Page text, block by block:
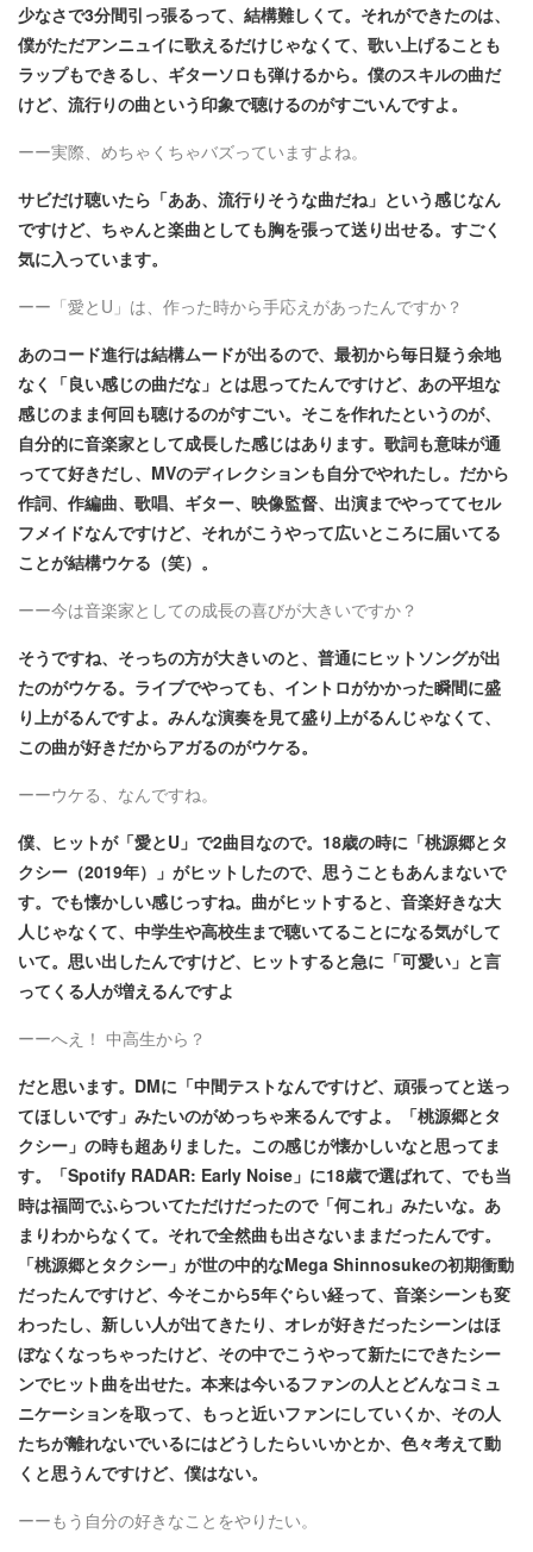
少なさで3分間引っ張るって、結構難しくて。それができたのは、
僕がただアンニュイに歌えるだけじゃなくて、歌い上げることも
ラップもできるし、ギターソロも弾けるから。僕のスキルの曲だ
けど、流行りの曲という印象で聴けるのがすごいんですよ。
ーー実際、めちゃくちゃバズっていますよね。
サビだけ聴いたら「ああ、流行りそうな曲だね」という感じなん
ですけど、ちゃんと楽曲としても胸を張って送り出せる。すごく
気に入っています。
ーー「愛とU」は、作った時から手応えがあったんですか？
あのコード進行は結構ムードが出るので、最初から毎日疑う余地
なく「良い感じの曲だな」とは思ってたんですけど、あの平坦な
感じのまま何回も聴けるのがすごい。そこを作れたというのが、
自分的に音楽家として成長した感じはあります。歌詞も意味が通
ってて好きだし、MVのディレクションも自分でやれたし。だから
作詞、作編曲、歌唱、ギター、映像監督、出演までやっててセル
フメイドなんですけど、それがこうやって広いところに届いてる
ことが結構ウケる（笑）。
ーー今は音楽家としての成長の喜びが大きいですか？
そうですね、そっちの方が大きいのと、普通にヒットソングが出
たのがウケる。ライブでやっても、イントロがかかった瞬間に盛
り上がるんですよ。みんな演奏を見て盛り上がるんじゃなくて、
この曲が好きだからアガるのがウケる。
ーーウケる、なんですね。
僕、ヒットが「愛とU」で2曲目なので。18歳の時に「桃源郷とタ
クシー（2019年）」がヒットしたので、思うこともあんまないで
す。でも懐かしい感じっすね。曲がヒットすると、音楽好きな大
人じゃなくて、中学生や高校生まで聴いてることになる気がして
いて。思い出したんですけど、ヒットすると急に「可愛い」と言
ってくる人が増えるんですよ
ーーへえ！ 中高生から？
だと思います。DMに「中間テストなんですけど、頑張ってと送っ
てほしいです」みたいのがめっちゃ来るんですよ。「桃源郷とタ
クシー」の時も超ありました。この感じが懐かしいなと思ってま
す。
「Spotify RADAR: Early Noise」に18歳で選ばれて、でも当
時は福岡でふらついてただけだったので「何これ」みたいな。あ
まりわからなくて。それで全然曲も出さないままだったんです。
「桃源郷とタクシー」が世の中的なMega Shinnosukeの初期衝動
だったんですけど、今そこから5年ぐらい経って、音楽シーンも変
わったし、新しい人が出てきたり、オレが好きだったシーンはほ
ぼなくなっちゃったけど、その中でこうやって新たにできたシー
ンでヒット曲を出せた。本来は今いるファンの人とどんなコミュ
ニケーションを取って、もっと近いファンにしていくか、その人
たちが離れないでいるにはどうしたらいいかとか、色々考えて動
くと思うんですけど、僕はない。
ーーもう自分の好きなことをやりたい。